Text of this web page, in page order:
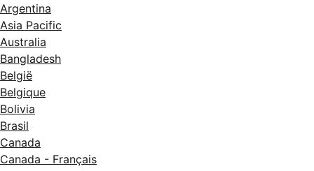
Argentina
Asia Pacific
Australia
Bangladesh
België
Belgique
Bolivia
Brasil
Canada
Canada - Français